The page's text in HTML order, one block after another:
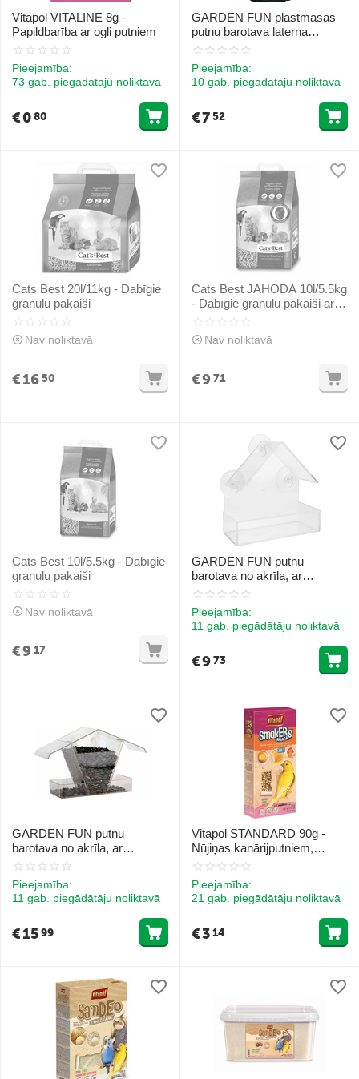
Vitapol VITALINE 8g -
Papildbarība ar ogli putniem
Pieejamība:
73 gab. piegādātāju noliktavā
€080
GARDEN FUN plastmasas
putnu barotava laterna
14.8x13x17 cm
Pieejamība:
10 gab. piegādātāju noliktavā
€752
Cats Best 20l/11kg - Dabīgie
granulu pakaiši
Nav noliktavā
€1650
Cats Best JAHODA 10l/5.5kg
- Dabīgie granulu pakaiši ar
dzīvniekiem
Nav noliktavā
€971
Cats Best 10l/5.5kg - Dabīgie
granulu pakaiši
Nav noliktavā
€917
GARDEN FUN putnu
barotava no akrīla, ar
piesūcekni 14,8x6.7x15.5 cm
Pieejamība:
11 gab. piegādātāju noliktavā
€973
GARDEN FUN putnu
barotava no akrīla, ar
piesūcekni 24x9x15 cm
Pieejamība:
11 gab. piegādātāju noliktavā
€1599
Vitapol STANDARD 90g -
Nūjiņas kanārijputniem,
papildbarība nūjiņas 3in1 ar
Pieejamība:
21 gab. piegādātāju noliktavā
€314